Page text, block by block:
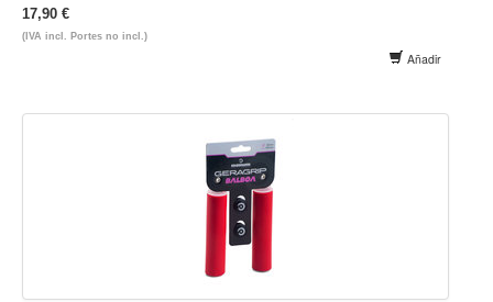
17,90 €
(IVA incl. Portes no incl.)
Añadir